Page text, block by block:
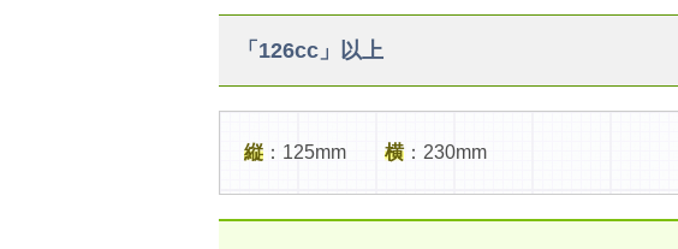
「126cc」以上
縦 ：125mm 横：230mm